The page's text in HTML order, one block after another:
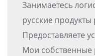
Занимаетесь
русские продукты
Предоставляете
Мои собственные